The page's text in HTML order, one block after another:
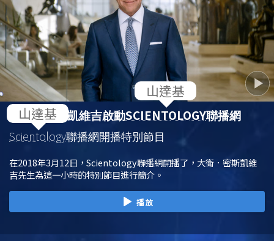
大衛．密斯凱維吉啟動SCIENTOLOGY聯播網
Scientology聯播網開播特別節目
在2018年3月12日，Scientology聯播網開播了，大衛．密斯凱維
吉先生為這一小時的特別節目進行簡介。
播放